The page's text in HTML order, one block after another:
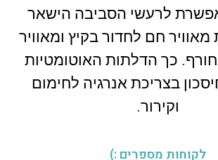
לרעשי הסביבה הישאר
מאוויר חם לחדור בקיץ ומאוויר
כך הדלתות האוטומטיות
בצריכת אנרגיה לחימום
וקירור.
לקוחות מספרים :)